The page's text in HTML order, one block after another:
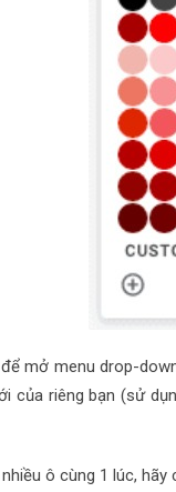
mở menu drop-
của riêng bạn (sử
ô cùng 1 lúc,